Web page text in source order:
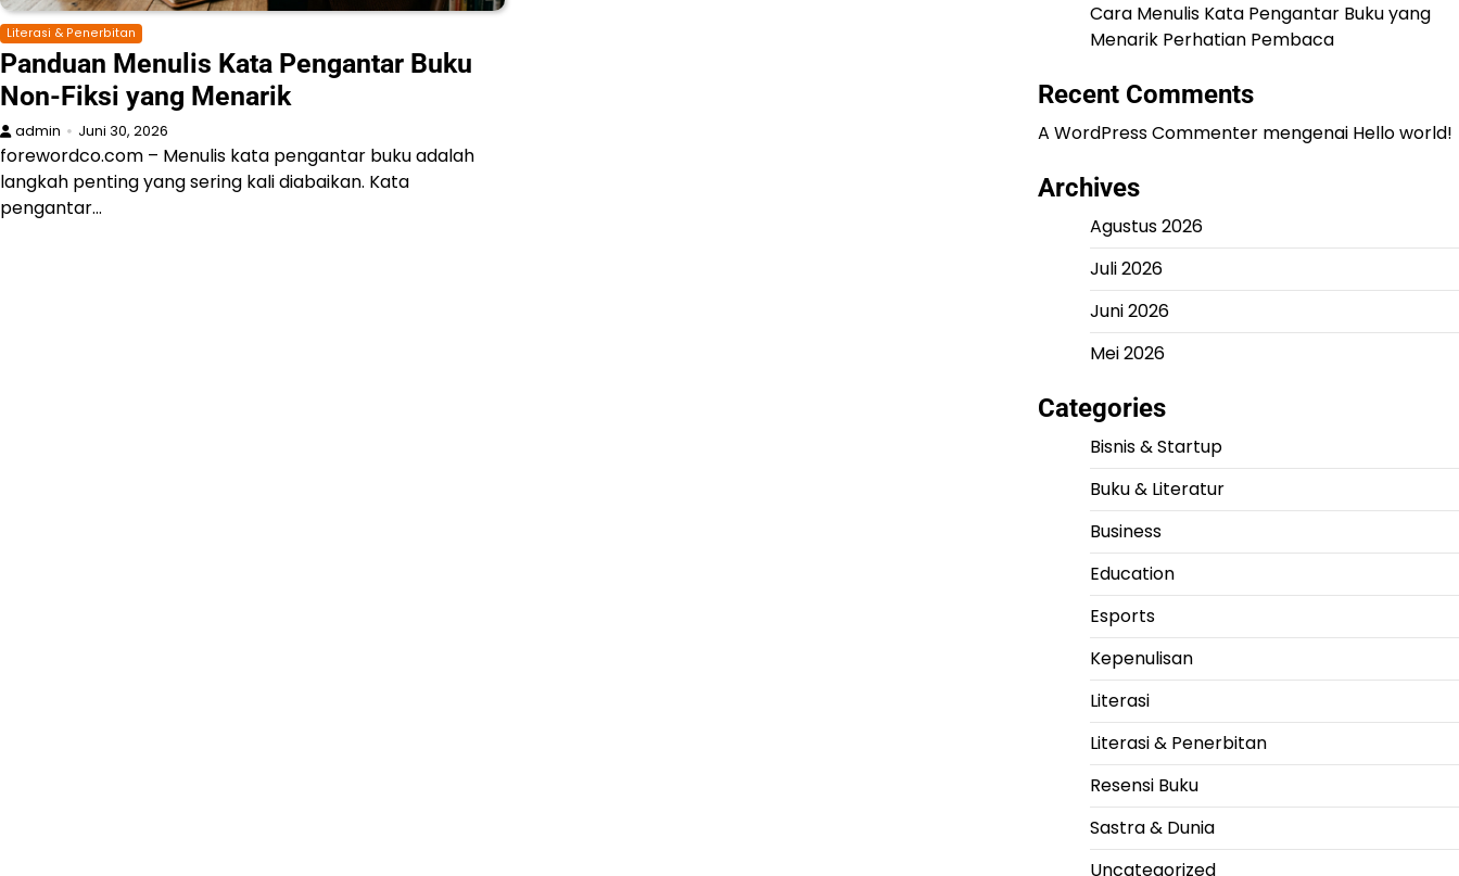
Literasi & Penerbitan
Panduan Menulis Kata Pengantar Buku
Non-Fiksi yang Menarik
admin Juni 30, 2026
forewordco.com – Menulis kata pengantar buku adalah
langkah penting yang sering kali diabaikan. Kata
pengantar…
Cara Menulis Kata Pengantar Buku yang
Menarik Perhatian Pembaca
Recent Comments
A WordPress Commentermengenai Hello world!
Archives
Agustus 2026
Juli 2026
Juni 2026
Mei 2026
Categories
Bisnis & Startup
Buku & Literatur
Business
Education
Esports
Kepenulisan
Literasi
Literasi & Penerbitan
Resensi Buku
Sastra & Dunia
Uncategorized